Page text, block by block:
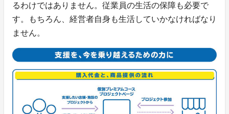
るわけではありません。従業員の生活の保障も必要で
す。もちろん、経営者自身も生活していかなければなり
ません。